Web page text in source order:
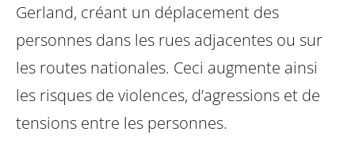
Gerland, créant un déplacement des
personnes dans les rues adjacentes ou sur
les routes nationales. Ceci augmente ainsi
les risques de violences, d’agressions et de
tensions entre les personnes.